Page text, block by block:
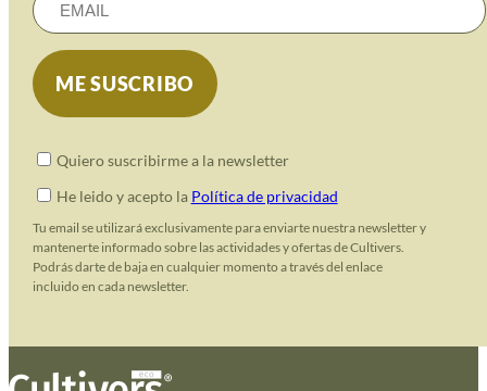
Quiero suscribirme a la newsletter
He leido y acepto la Política de privacidad
Tu email se utilizará exclusivamente para enviarte nuestra newsletter y
mantenerte informado sobre las actividades y ofertas de Cultivers.
Podrás darte de baja en cualquier momento a través del enlace
incluido en cada newsletter.